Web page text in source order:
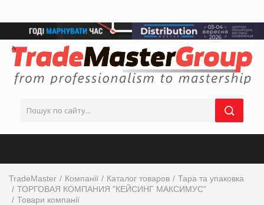
TradeMaster Компанії Каталог товаров
Тара та упаковка
ТОРГОВАЯ КОМПАНИЯ "КЕЙСИНГ МАКСИМУС"
Товари компанії